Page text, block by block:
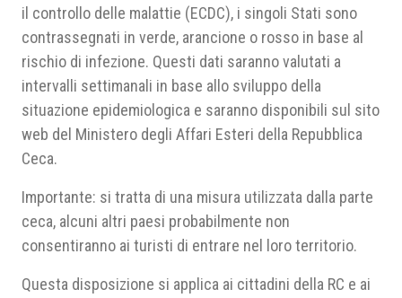
il controllo delle malattie (ECDC), i singoli Stati sono
contrassegnati in verde, arancione o rosso in base al
rischio di infezione. Questi dati saranno valutati a
intervalli settimanali in base allo sviluppo della
situazione epidemiologica e saranno disponibili sul sito
web del Ministero degli Affari Esteri della Repubblica
Ceca.
Importante: si tratta di una misura utilizzata dalla parte
ceca, alcuni altri paesi probabilmente non
consentiranno ai turisti di entrare nel loro territorio.
Questa disposizione si applica ai cittadini della RC e ai